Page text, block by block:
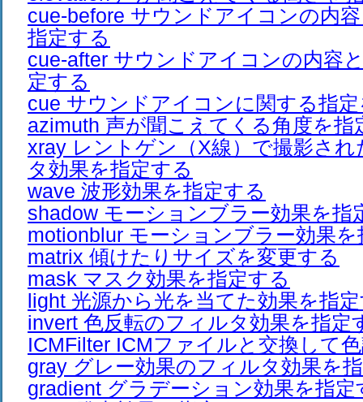
cue-before サウンドアイコンの内
指定する
cue-after サウンドアイコンの内容
定する
cue サウンドアイコンに関する指
azimuth 声が聞こえてくる角度を指
xray レントゲン（X線）で撮影さ
タ効果を指定する
wave 波形効果を指定する
shadow モーションブラー効果を指
motionblur モーションブラー効果
matrix 傾けたりサイズを変更する
mask マスク効果を指定する
light 光源から光を当てた効果を指
invert 色反転のフィルタ効果を指定
ICMFilter ICMファイルと交換して
gray グレー効果のフィルタ効果を
gradient グラデーション効果を指定